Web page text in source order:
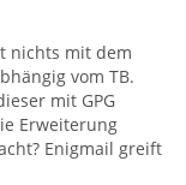
nichts mit dem
vom TB.
mit GPG
Erweiterung
Enigmail greift